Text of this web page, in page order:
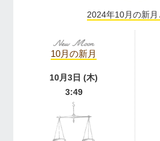
2024年10月の新月
10月の新月
10月3日 (木)
3:49